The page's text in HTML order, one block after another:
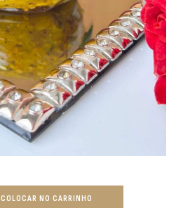
COLOCAR NO CARRINHO